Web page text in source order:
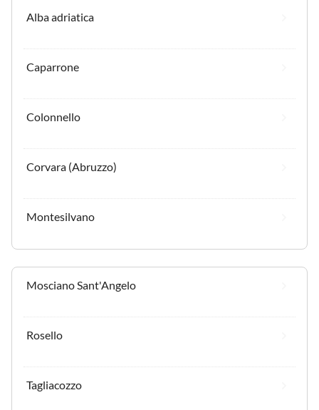
Alba adriatica
Caparrone
Colonnello
Corvara (Abruzzo)
Montesilvano
Mosciano Sant'Angelo
Rosello
Tagliacozzo